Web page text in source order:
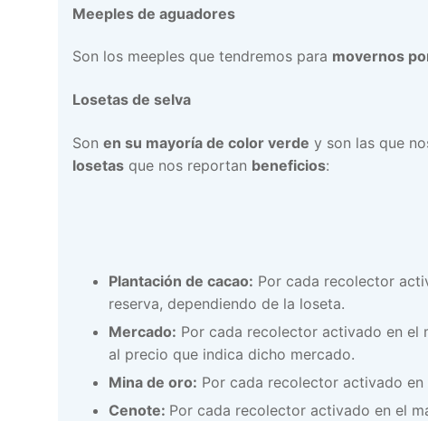
Meeples de aguadores
Son los meeples que tendremos para movernos
Losetas de selva
Son en su mayoría de color verde y son las que
losetas que nos reportan beneficios:
Plantación de cacao: Por cada recolector
reserva, dependiendo de la loseta.
Mercado: Por cada recolector activado en el
al precio que indica dicho mercado.
Mina de oro: Por cada recolector activado
Cenote: Por cada recolector activado en el